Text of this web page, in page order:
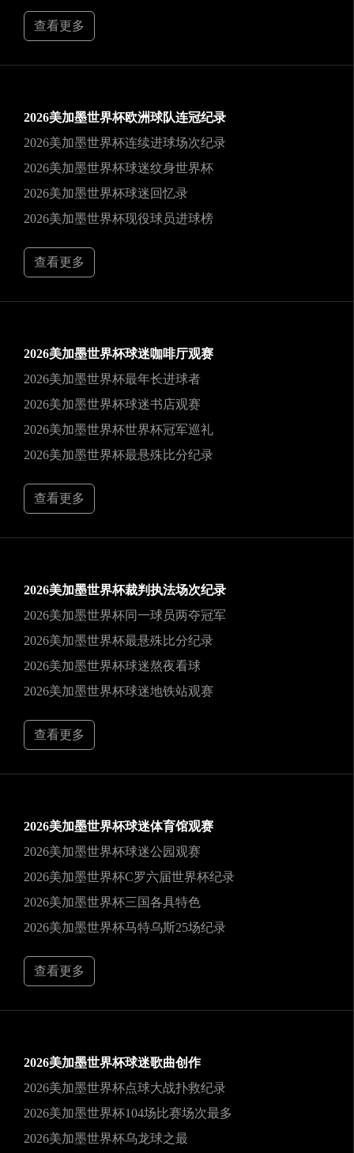
查看更多
2026美加墨世界杯欧洲球队连冠纪录
2026美加墨世界杯连续进球场次纪录
2026美加墨世界杯球迷纹身世界杯
2026美加墨世界杯球迷回忆录
2026美加墨世界杯现役球员进球榜
查看更多
2026美加墨世界杯球迷咖啡厅观赛
2026美加墨世界杯最年长进球者
2026美加墨世界杯球迷书店观赛
2026美加墨世界杯世界杯冠军巡礼
2026美加墨世界杯最悬殊比分纪录
查看更多
2026美加墨世界杯裁判执法场次纪录
2026美加墨世界杯同一球员两夺冠军
2026美加墨世界杯最悬殊比分纪录
2026美加墨世界杯球迷熬夜看球
2026美加墨世界杯球迷地铁站观赛
查看更多
2026美加墨世界杯球迷体育馆观赛
2026美加墨世界杯球迷公园观赛
2026美加墨世界杯C罗六届世界杯纪录
2026美加墨世界杯三国各具特色
2026美加墨世界杯马特乌斯25场纪录
查看更多
2026美加墨世界杯球迷歌曲创作
2026美加墨世界杯点球大战扑救纪录
2026美加墨世界杯104场比赛场次最多
2026美加墨世界杯乌龙球之最